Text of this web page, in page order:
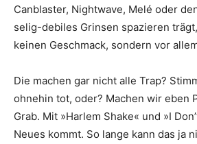
Canblaster, Nightwave, Melé oder
selig-debiles Grinsen spazieren
keinen Geschmack, sondern vor
Die machen gar nicht alle Trap?
ohnehin tot, oder? Machen wir eben
Grab. Mit »Harlem Shake« und »I
Neues kommt. So lange kann das ja